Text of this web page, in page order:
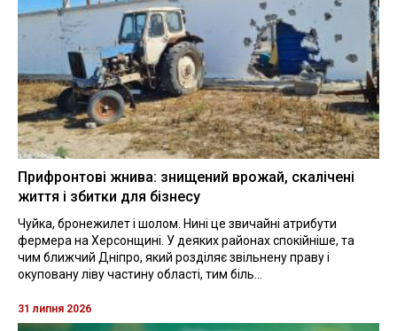
Прифронтові жнива: знищений врожай, скалічені
життя і збитки для бізнесу
Чуйка, бронежилет і шолом. Нині це звичайні атрибути
фермера на Херсонщині. У деяких районах спокійніше, та
чим ближчий Дніпро, який розділяє звільнену праву і
окуповану ліву частину області, тим біль...
31 липня 2026